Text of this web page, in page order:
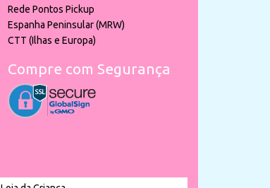
Rede Pontos Pickup
Espanha Peninsular (MRW)
CTT (Ilhas e Europa)
Compre com Segurança